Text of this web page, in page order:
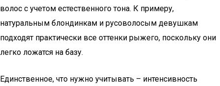
волос с учетом естественного тона. К примеру,
натуральным блондинкам и русоволосым девушкам
подходят практически все оттенки рыжего, поскольку они
легко ложатся на базу.
Единственное, что нужно учитывать – интенсивность